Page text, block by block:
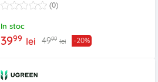
(0)
In stoc
3999 lei 4999 lei -20%